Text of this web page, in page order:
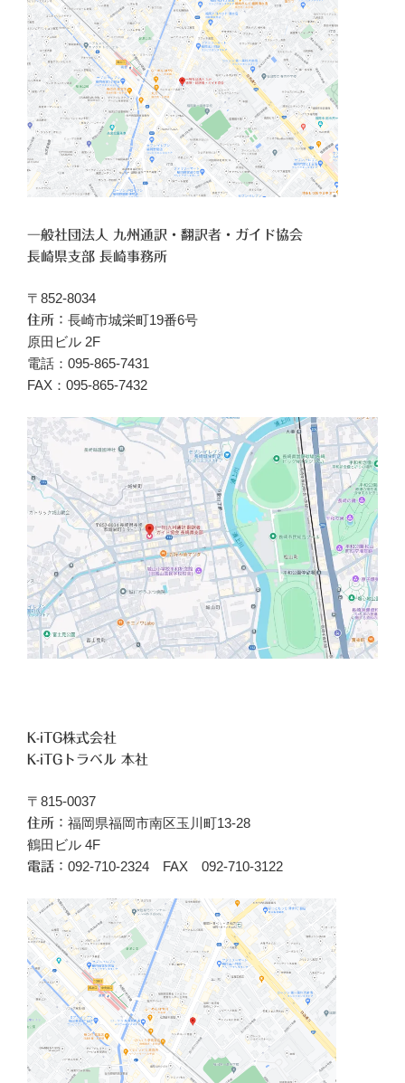
一般社団法人 九州通訳・翻訳者・ガイド協会
長崎県支部 長崎事務所
〒852-8034
住所： 長崎市城栄町19番6号
原田ビル 2F
電話：095-865-7431
FAX：095-865-7432
K-iTG株式会社
K-iTGトラベル 本社
〒815-0037
住所： 福岡県福岡市南区玉川町13-28
鶴田ビル 4F
電話： 092-710-2324 FAX 092-710-3122